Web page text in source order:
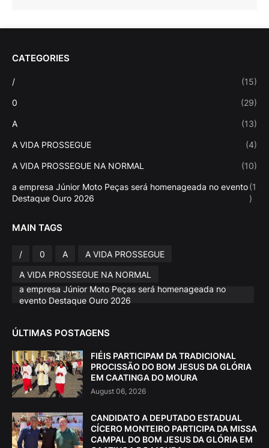
CATEGORIES
/ (15)
0 (29)
A (13)
A VIDA PROSSEGUE (4)
A VIDA PROSSEGUE NA NORMAL (10)
a empresa Júnior Moto Peças será homenageada no evento
Destaque Ouro 2026
(1
)
MAIN TAGS
/ 0 A
A VIDA PROSSEGUE
A VIDA PROSSEGUE NA NORMAL
a empresa Júnior Moto Peças será homenageada no
evento Destaque Ouro 2026
ÚLTIMAS POSTAGENS
FIÉIS PARTICIPAM DA TRADICIONAL
PROCISSÃO DO BOM JESUS DA GLÓRIA
EM CAATINGA DO MOURA
August 06, 2026
CANDIDATO A DEPUTADO ESTADUAL
CÍCERO MONTEIRO PARTICIPA DA MISSA
CAMPAL DO BOM JESUS DA GLÓRIA EM